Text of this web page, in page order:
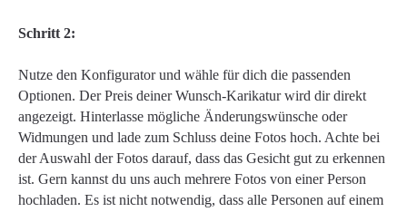
Schritt 2:
Nutze den Konfigurator und wähle für dich die passenden
Optionen. Der Preis deiner Wunsch-Karikatur wird dir direkt
angezeigt. Hinterlasse mögliche Änderungswünsche oder
Widmungen und lade zum Schluss deine Fotos hoch. Achte bei
der Auswahl der Fotos darauf, dass das Gesicht gut zu erkennen
ist. Gern kannst du uns auch mehrere Fotos von einer Person
hochladen. Es ist nicht notwendig, dass alle Personen auf einem